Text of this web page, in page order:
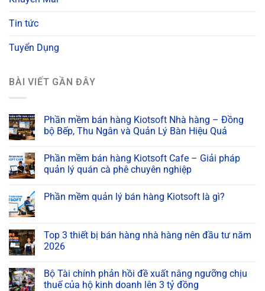
Tin tức
Tuyển Dụng
BÀI VIẾT GẦN ĐÂY
Phần mềm bán hàng Kiotsoft Nhà hàng – Đồng
bộ Bếp, Thu Ngân và Quản Lý Bàn Hiệu Quả
Phần mềm bán hàng Kiotsoft Cafe – Giải pháp
quản lý quán cà phê chuyên nghiệp
Phần mềm quản lý bán hàng Kiotsoft là gì?
Top 3 thiết bị bán hàng nhà hàng nên đầu tư năm
2026
Bộ Tài chính phản hồi đề xuất nâng ngưỡng chịu
thuế của hộ kinh doanh lên 3 tỷ đồng